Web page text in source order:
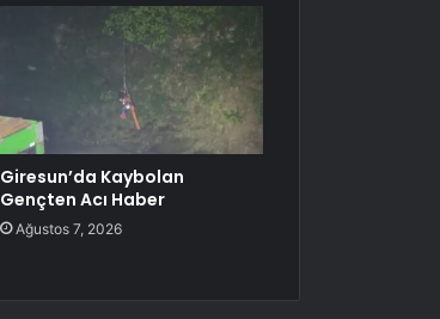
Giresun’da Kaybolan
Gençten Acı Haber
Ağustos 7, 2026